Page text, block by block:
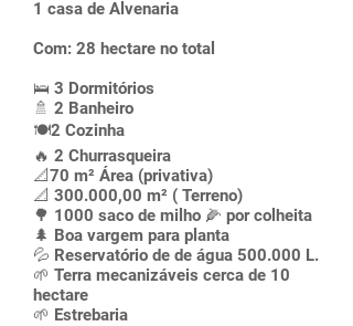
1 casa de Alvenaria
Com: 28 hectare no total
🛌 3 Dormitórios
🚿 2 Banheiro
🍽2 Cozinha
🔥 2 Churrasqueira
📐70 m² Área (privativa)
📐 300.000,00 m² ( Terreno)
🌳 1000 saco de milho 🌽 por colheita
🌲 Boa vargem para planta
💦 Reservatório de de água 500.000 L.
🌱 Terra mecanizáveis cerca de 10
hectare
🌱 Estrebaria